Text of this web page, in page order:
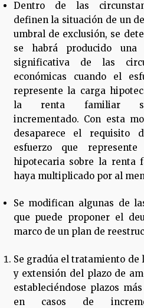
Dentro de las
definen la situación de un
umbral de exclusión, se
se habrá producido una
significativa de las
económicas cuando el
represente la carga
la renta familiar
incrementado. Con esta
desaparece el requisito
esfuerzo que
hipotecaria sobre la renta
haya multiplicado por al
Se modifican algunas de
que puede proponer el
marco de un plan de
Se gradúa el tratamiento de
y extensión del plazo de
estableciéndose plazos
en casos de